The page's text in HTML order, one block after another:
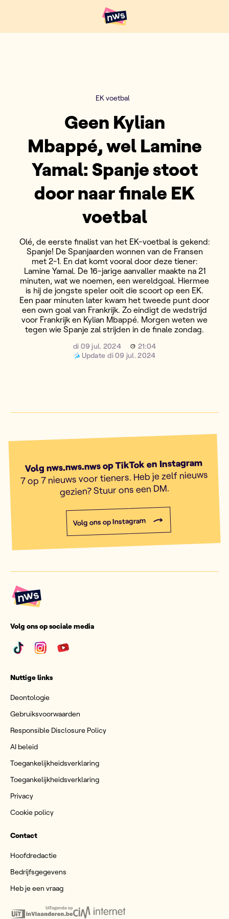
Hoofdpunten VRT NWS
EK voetbal
Geen Kylian
Mbappé, wel Lamine
Yamal: Spanje stoot
door naar finale EK
voetbal
Olé, de eerste finalist van het EK-voetbal is gekend:
Spanje! De Spanjaarden wonnen van de Fransen
met 2-1. En dat komt vooral door deze tiener:
Lamine Yamal. De 16-jarige aanvaller maakte na 21
minuten, wat we noemen, een wereldgoal. Hiermee
is hij de jongste speler ooit die scoort op een EK.
Een paar minuten later kwam het tweede punt door
een own goal van Frankrijk. Zo eindigt de wedstrijd
voor Frankrijk en Kylian Mbappé. Morgen weten we
tegen wie Spanje zal strijden in de finale zondag.
di 09 jul. 2024
21:04
Update di 09 jul. 2024
Volg nws.nws.nws op TikTok en Instagram
7 op 7 nieuws voor tieners. Heb je zelf nieuws
gezien? Stuur ons een DM.
Volg ons op Instagram
Volg ons op sociale media
Nuttige links
Deontologie
Gebruiksvoorwaarden
Responsible Disclosure Policy
AI beleid
Toegankelijkheidsverklaring
Toegankelijkheidsverklaring
Privacy
Cookie policy
Contact
Hoofdredactie
Bedrijfsgegevens
Heb je een vraag